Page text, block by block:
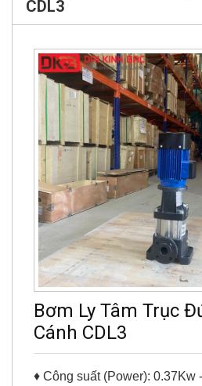
CDL3
Bơm Ly Tâm Trục
Cánh CDL3
♦ Công suất (Power): 0.37Kw